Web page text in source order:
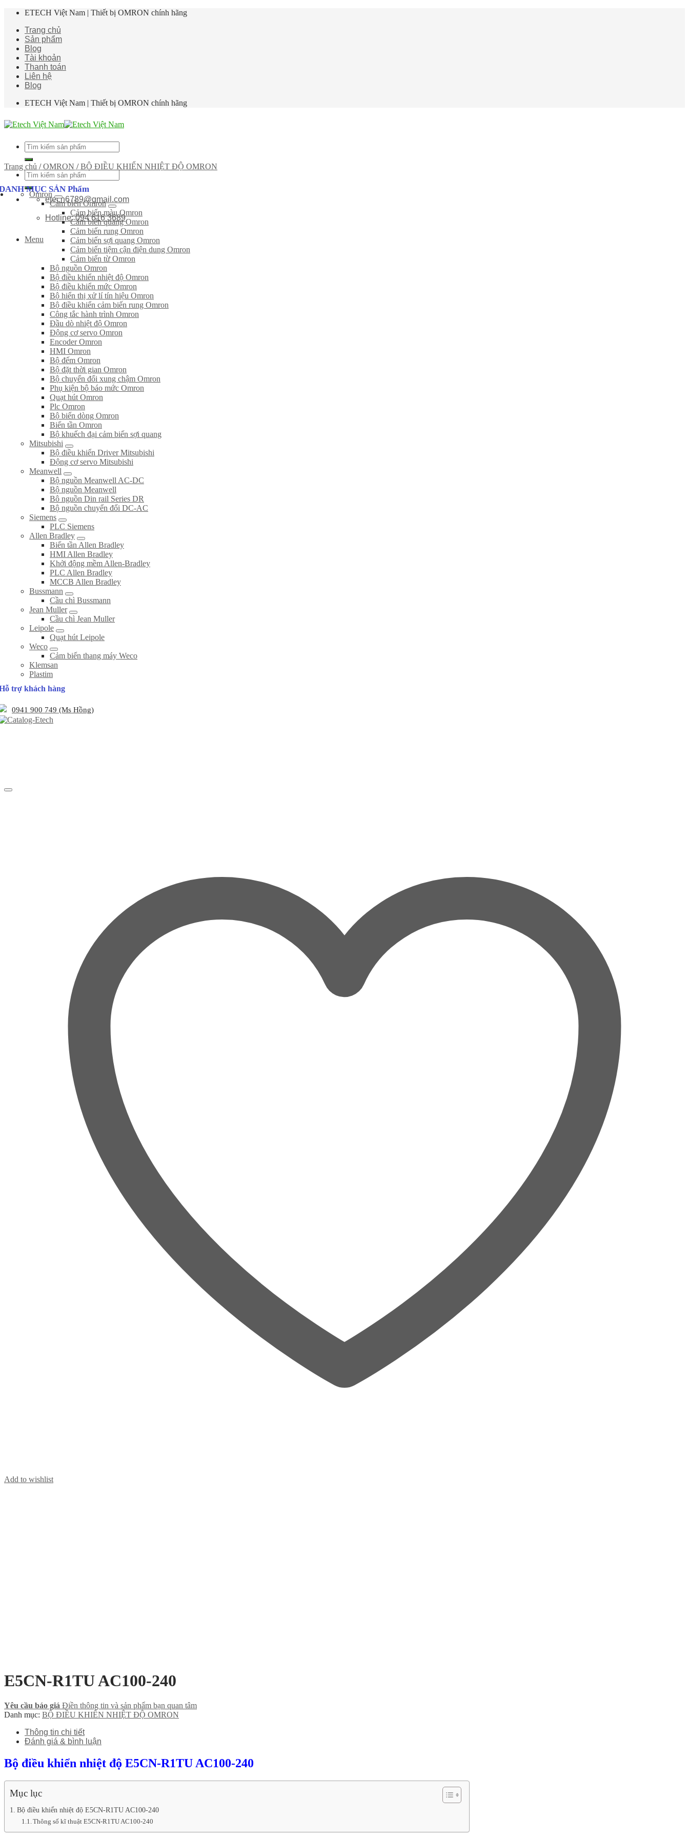
Skip
content
ETECH Việt Nam | Thiết bị OMRON chính hãng
Trang chủ
Sản phẩm
Blog
Tài khoản
Thanh toán
Liên hệ
Blog
ETECH Việt Nam | Thiết bị OMRON chính hãng
Tìm
kiếm:
Tìm
kiếm:
etech6789@gmail.com
Hotline: 094 616 3689
Menu
Trang chủ / OMRON / BỘ ĐIỀU KHIỂN NHIỆT ĐỘ OMRON
MỤC SẢN Phẩm
Omron
Cảm biến Omron
Cảm biến màu Omron
Cảm biến quang Omron
Cảm biến rung Omron
Cảm biến sợi quang Omron
Cảm biến tiệm cận điện dung Omron
Cảm biến từ Omron
Bộ nguồn Omron
Bộ điều khiển nhiệt độ Omron
Bộ điều khiển mức Omron
Bộ hiển thị xử lí tín hiệu Omron
Bộ điều khiển cảm biến rung Omron
Công tắc hành trình Omron
Đầu dò nhiệt độ Omron
Động cơ servo Omron
Encoder Omron
HMI Omron
Bộ đếm Omron
Bộ đặt thời gian Omron
Bộ chuyển đổi xung chậm Omron
Phụ kiện bộ báo mức Omron
Quạt hút Omron
Plc Omron
Bộ biến dòng Omron
Biến tần Omron
Bộ khuếch đại cảm biến sợi quang
Mitsubishi
Bộ điều khiển Driver Mitsubishi
Động cơ servo Mitsubishi
Meanwell
Bộ nguồn Meanwell AC-DC
Bộ nguồn Meanwell
Bô nguồn Din rail Series DR
Bộ nguồn chuyển đổi DC-AC
Siemens
PLC Siemens
Allen Bradley
Biến tần Allen Bradley
HMI Allen Bradley
Khởi động mềm Allen-Bradley
PLC Allen Bradley
MCCB Allen Bradley
Bussmann
Cầu chì Bussmann
Jean Muller
Cầu chì Jean Muller
Leipole
Quạt hút Leipole
Weco
Cảm biến thang máy Weco
Klemsan
Plastim
trợ khách hàng
0941 900 749 (Ms Hồng)
Add to wishlist
E5CN-R1TU AC100-240
Yêu cầu báo giá Điền thông tin và sản phẩm bạn quan tâm
Danh mục: BỘ ĐIỀU KHIỂN NHIỆT ĐỘ OMRON
Thông tin chi tiết
Đánh giá & bình luận
Bộ điều khiển nhiệt độ E5CN-R1TU AC100-240
Mục lục
Bộ điều khiển nhiệt độ E5CN-R1TU AC100-240
Thông số kĩ thuật E5CN-R1TU AC100-240